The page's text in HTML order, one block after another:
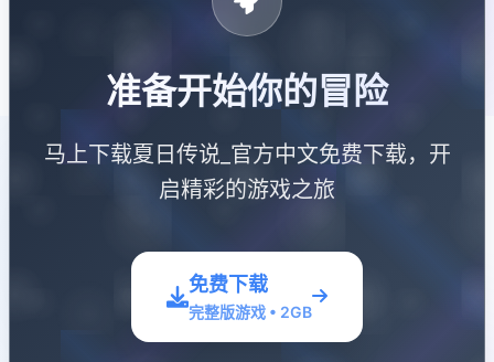
准备开始你的冒险
马上下载夏日传说_官方中文免费下载，开
启精彩的游戏之旅
免费下载
完整版游戏 • 2GB